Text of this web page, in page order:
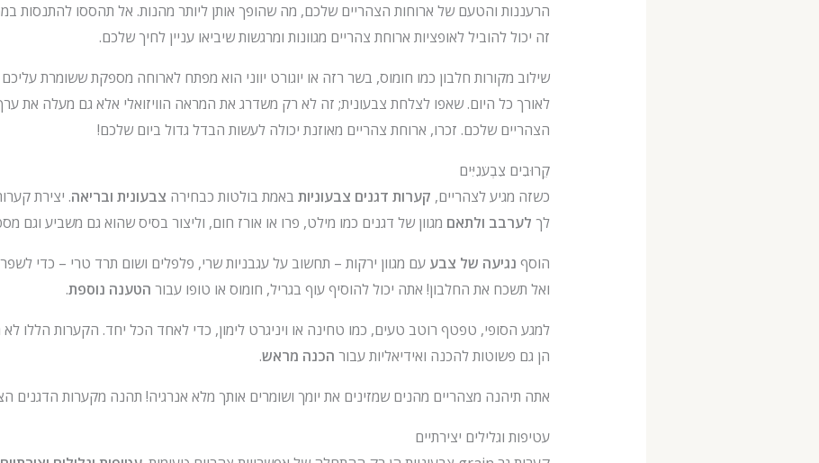
הרעננות והטעם של ארוחות הצהריים שלכם, מה שהופך אותן ליותר מהנות. אל תהססו להתנסות
זה יכול להוביל לאופציות ארוחת צהריים מגוונות ומרגשות שיביאו עניין לחיך שלכם.
שילוב מקורות חלבון כמו חומוס, בשר רזה או יוגורט יווני הוא מפתח לארוחה מספקת ששומרת
לאורך כל היום. שאפו לצלחת צבעונית; זה לא רק משדרג את המראה הוויזואלי אלא גם מעלה את
הצהריים שלכם. זכרו, ארוחת צהריים מאוזנת יכולה לעשות הבדל גדול ביום שלכם!
קֵרוּבִים צִבְעֹנִיִּים
כשזה מגיע לצהריים, קערות דגנים צבעוניותבאמת בולטות כבחירה צבעונית ובריאה. יצירת
לך לערבב ולתאם מגוון של דגנים כמו מילט, פרו או אורז חום, וליצור בסיס שהוא גם משביע וגם
הוסף נגיעה של צבע עם מגוון ירקות – תחשוב על עגבניות שרי, פלפלים ושום תרד טרי – כדי
ואל תשכח את החלבון! אתה יכול להוסיף עוף בגריל, חומוס או טופו עבור הטענה נוספת.
למגע הסופי, טפטף רוטב טעים, כמו טחינה או ויניגרט לימון, כדי לאחד הכל יחד. הקערות הללו
הן גם פשוטות להכנה ואידיאליות עבור הכנה מראש.
אתה תיהנה מצהריים מהנים שמזינים את יומך ושומרים אותך מלא אנרגיה! תהנה מקערות הדגנים
עטיפות וגלילים יצירתיים